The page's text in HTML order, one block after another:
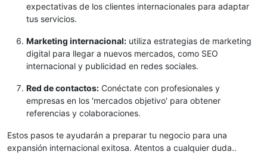
expectativas de los clientes internacionales para adaptar
tus servicios.
Marketing internacional: utiliza estrategias de marketing
digital para llegar a nuevos mercados, como SEO
internacional y publicidad en redes sociales.
Red de contactos: Conéctate con profesionales y
empresas en los 'mercados objetivo' para obtener
referencias y colaboraciones.
Estos pasos te ayudarán a preparar tu negocio para una
expansión internacional exitosa. Atentos a cualquier duda..